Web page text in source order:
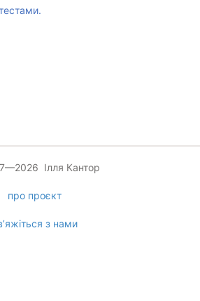
Ілля Кантор
про проєкт
з нами